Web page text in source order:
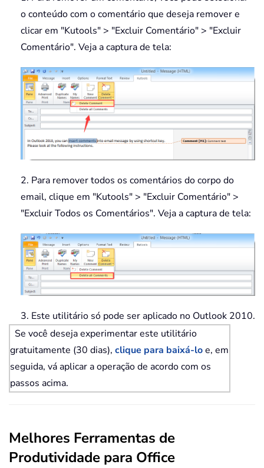
o conteúdo com o comentário que deseja remover e
clicar em "Kutools" > "Excluir Comentário" > "Excluir
Comentário". Veja a captura de tela:
2. Para remover todos os comentários do corpo do
email, clique em "Kutools" > "Excluir Comentário" >
"Excluir Todos os Comentários". Veja a captura de tela:
3. Este utilitário só pode ser aplicado no Outlook 2010.
Se você deseja experimentar este utilitário
gratuitamente (30 dias), clique para baixá-loe, em
seguida, vá aplicar a operação de acordo com os
passos acima.
Melhores Ferramentas de
Produtividade para Office